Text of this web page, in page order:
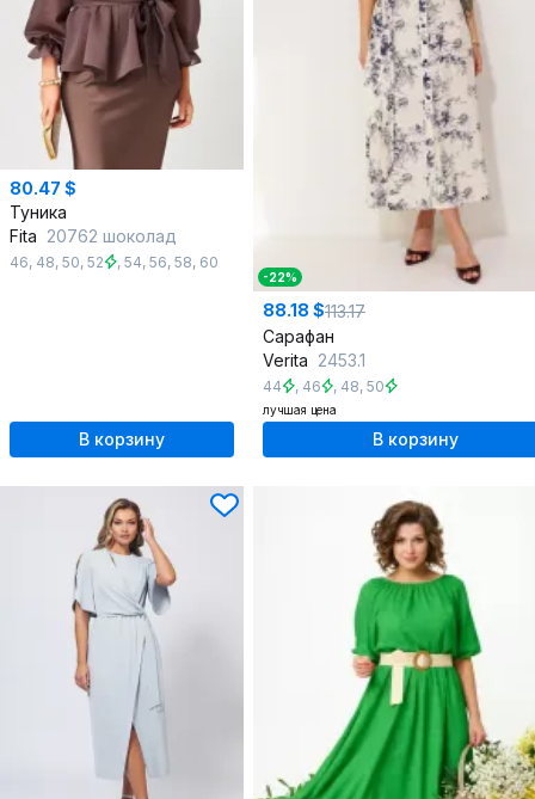
80.47 $
Туника
Fita 20762 шоколад
46, 48, 50, 52 , 54, 56, 58, 60
В корзину
-22%
88.18 $113.17
Сарафан
Verita 2453.1
44 , 46 , 48, 50
лучшая цена
В корзину